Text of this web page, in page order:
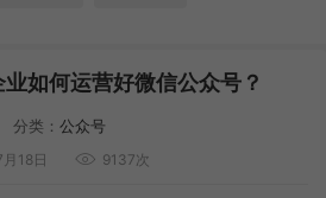
如何运营好微信公众号？
分类： 公众号
18日 9137次